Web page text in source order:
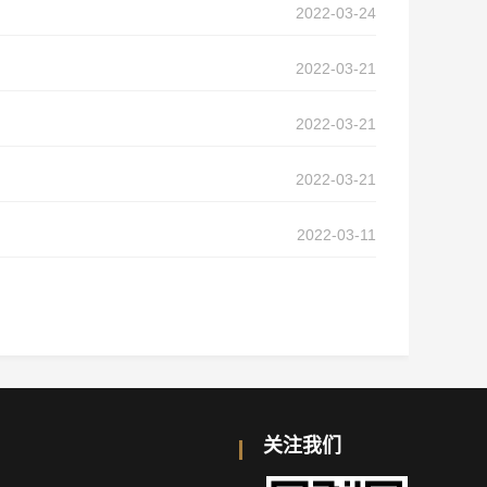
2022-03-24
2022-03-21
2022-03-21
2022-03-21
2022-03-11
关注我们